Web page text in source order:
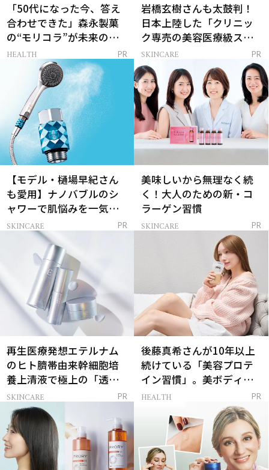
「50代になった今、答え
合わせできた」森永製菓
の“モリコラ”が未来のキ
レイを連れてくる！
HEALTH PR
岩橋玄樹さんも太鼓判！
日本上陸した「クリニッ
ク専売の美容医療級スキ
ンケア」
SKINCARE PR
【モデル・樋場早紀さん
も愛用】ナノバブルのシ
ャワーで肌悩みを一気に
解決
SKINCARE PR
美味しいから無理なく続
く！大人のための新・コ
ラーゲン習慣
SKINCARE PR
再生医療発想エテルナム
のヒト臍帯由来幹細胞培
養上清液で極上の「透明
感ハリ肌」へ
SKINCARE PR
後藤真希さんが10年以上
続けている「美容プロテ
イン習慣」。美ボディを
支える朝ルーティンと
HEALTH PR